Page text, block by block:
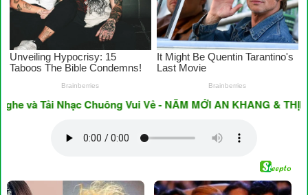
Tải Nhạc Chuông Vui Vẻ - NĂM MỚI AN KHANG & THỊNH